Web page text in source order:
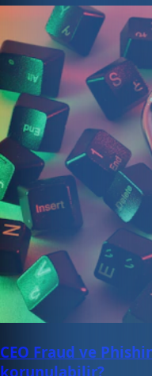
CEO Fraud ve
korunulabilir?